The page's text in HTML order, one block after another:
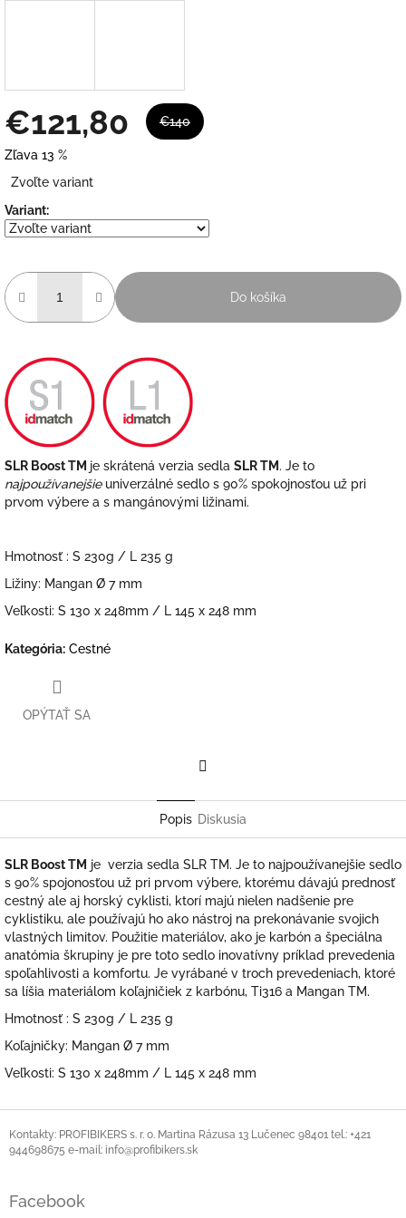
€121,80 €140
Zľava 13 %
cena:
Zvoľte variant
Variant:
Do košíka
SLR Boost TM je skrátená verzia sedla SLR TM. Je to
najpoužívanejšieuniverzálné sedlo s 90% spokojnosťou už pri
prvom výbere a s mangánovými ližinami.
Hmotnosť : S 230g / L 235 g
Ližiny: Mangan Ø 7 mm
Veľkosti: S 130 x 248mm / L 145 x 248 mm
Kategória: Cestné
OPÝTAŤ SA
Popis Diskusia
SLR Boost TM je verzia sedla SLR TM. Je to najpoužívanejšie sedlo
s 90% spojonosťou už pri prvom výbere, ktorému dávajú prednosť
cestný ale aj horský cyklisti, ktorí majú nielen nadšenie pre
cyklistiku, ale používajú ho ako nástroj na prekonávanie svojich
vlastných limitov. Použitie materiálov, ako je karbón a špeciálna
anatómia škrupiny je pre toto sedlo inovatívny príklad prevedenia
spoľahlivosti a komfortu. Je vyrábané v troch prevedeniach, ktoré
sa líšia materiálom koľajničiek z karbónu, Ti316 a Mangan TM.
Hmotnosť : S 230g / L 235 g
Koľajničky: Mangan Ø 7 mm
Veľkosti: S 130 x 248mm / L 145 x 248 mm
p
Kontakty: PROFIBIKERS s. r. o. Martina Rázusa 13 Lučenec 98401 tel.: +421
944698675 e-mail: info@profibikers.sk
Facebook